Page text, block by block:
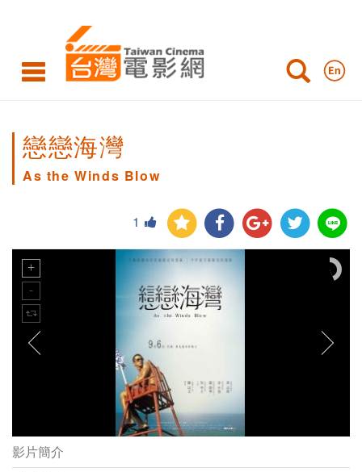
戀戀海灣
As the Winds Blow
1
戀戀海灣劇照
影片簡介